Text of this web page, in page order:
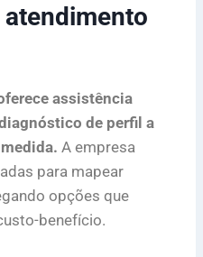
assistência
de perfil a
A empresa
para mapear
opções que
benefício.